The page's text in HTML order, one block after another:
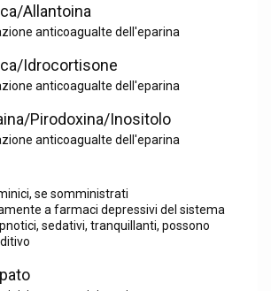
Allantoina
anticoagualte dell'eparina
Idrocortisone
anticoagualte dell'eparina
Pirodoxina/Inositolo
anticoagualte dell'eparina
se somministrati
a farmaci depressivi del sistema
sedativi, tranquillanti, possono